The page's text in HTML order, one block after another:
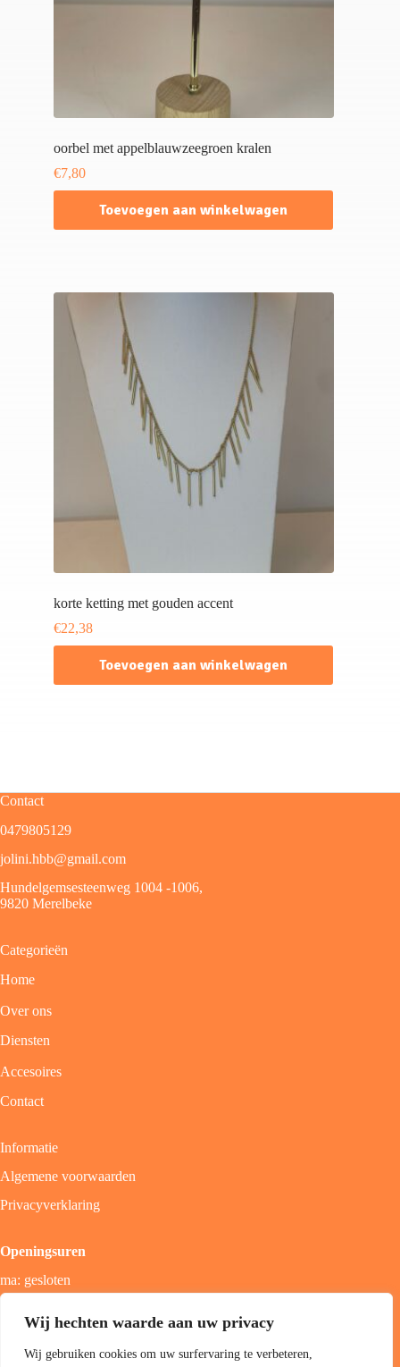
Wij hechten waarde aan uw privacy
Wij gebruiken cookies om uw surfervaring te verbeteren,
oorbel met appelblauwzeegroen kralen
€7,80
Toevoegen aan winkelwagen
korte ketting met gouden accent
€22,38
Toevoegen aan winkelwagen
Contact
0479805129
jolini.hbb@gmail.com
Hundelgemsesteenweg 1004 -1006,
9820 Merelbeke
Categorieën
Home
Over ons
Diensten
Accesoires
Contact
Informatie
Algemene voorwaarden
Privacyverklaring
Openingsuren
ma: gesloten